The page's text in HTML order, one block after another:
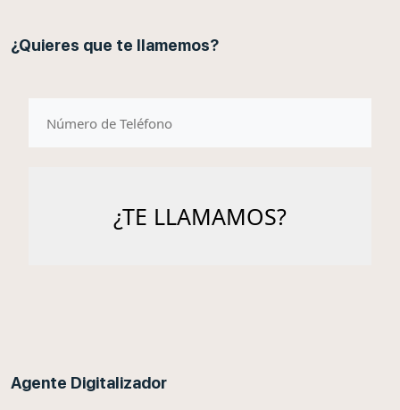
¿Quieres que te llamemos?
Agente Digitalizador